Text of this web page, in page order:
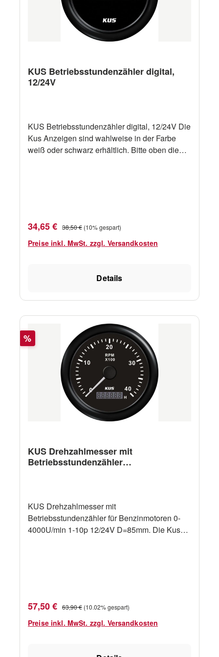
KUS Betriebsstundenzähler digital,
12/24V
KUS Betriebsstundenzähler digital, 12/24V Die
Kus Anzeigen sind wahlweise in der Farbe
weiß oder schwarz erhältlich. Bitte oben die
Verkaufspreis:
34,65 € Regulärer Preis:
38,50 € (10% gespart)
Preise inkl. MwSt. zzgl. Versandkosten
Details
Rabatt
%
KUS Drehzahlmesser mit
Betriebsstundenzähler
KUS Drehzahlmesser mit
Betriebsstundenzähler für Benzinmotoren 0-
4000U/min 1-10p 12/24V D=85mm. Die Kus
Verkaufspreis:
57,50 € Regulärer Preis:
63,90 € (10.02% gespart)
Preise inkl. MwSt. zzgl. Versandkosten